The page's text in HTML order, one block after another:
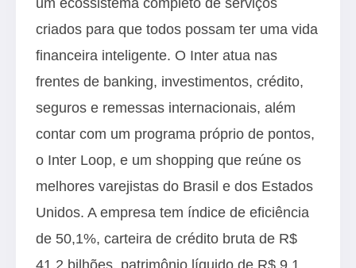
criados para que todos possam ter uma vida
financeira inteligente. O Inter atua nas
frentes de banking, investimentos, crédito,
seguros e remessas internacionais, além
contar com um programa próprio de pontos,
o Inter Loop, e um shopping que reúne os
melhores varejistas do Brasil e dos Estados
Unidos. A empresa tem índice de eficiência
de 50,1%, carteira de crédito bruta de R$
41,2 bilhões, patrimônio líquido de R$ 9,1